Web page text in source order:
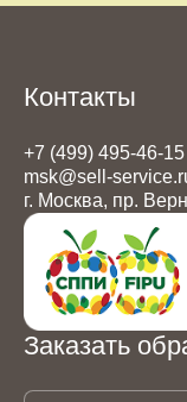
Контакты
+7 (499) 495-46-15
msk@sell-
г. Москва, пр.
Заказать